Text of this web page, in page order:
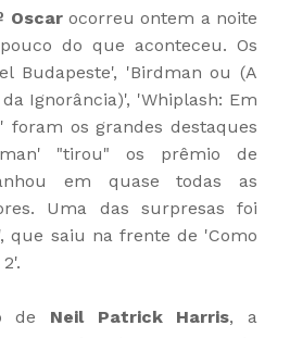
Oscarocorreu ontem a noite
do que aconteceu. Os
Budapeste', 'Birdman ou (A
Ignorância)', 'Whiplash: Em
foram os grandes destaques
"tirou" os prêmio de
em quase todas as
Uma das surpresas foi
que saiu na frente de 'Como
de Neil Patrick Harris, a